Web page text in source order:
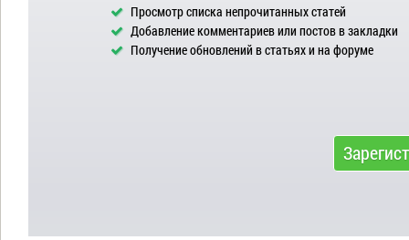
Просмотр списка непрочитанных статей
Добавление комментариев или постов в закладки
Получение обновлений в статьях и на форуме